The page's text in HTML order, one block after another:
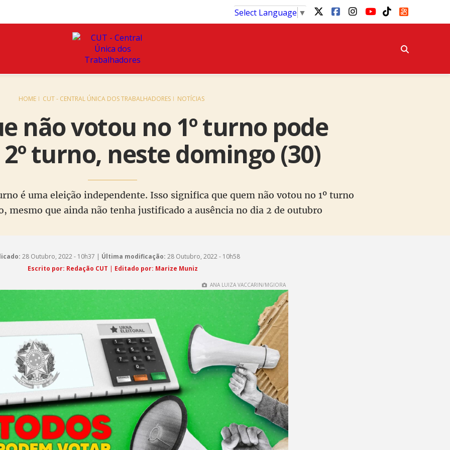
Select Language ▼
HOME CUT - CENTRAL ÚNICA DOS TRABALHADORES NOTÍCIAS
não votou no 1º turno pode
turno, neste domingo (30)
é uma eleição independente. Isso significa que quem não votou no 1º turno
mesmo que ainda não tenha justificado a ausência no dia 2 de outubro
28 Outubro, 2022 - 10h37 | Última modificação: 28 Outubro, 2022 - 10h58
Escrito por: Redação CUT | Editado por: Marize Muniz
ANA LUIZA VACCARIN/MGIORA